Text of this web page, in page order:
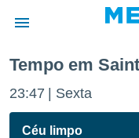
da
foi
Tempo em
23:47 Sexta
Céu limpo